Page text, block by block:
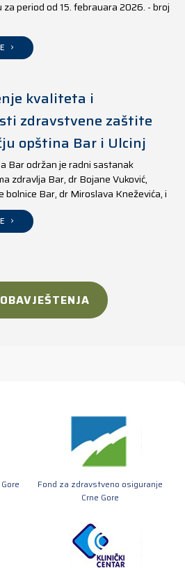
za period od 15. febrauara 2026. - broj
kvaliteta i
zdravstvene zaštite
opština Bar i Ulcinj
Bar održan je radni sastanak
zdravlja Bar, dr Bojane Vuković,
bolnice Bar, dr Miroslava Kneževića, i
zdravlja Ulcinj, Kreshnika Mustafe.
Fond za zdravstveno osiguranje
Crne Gore